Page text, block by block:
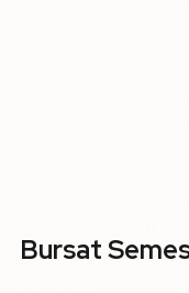
Bursat